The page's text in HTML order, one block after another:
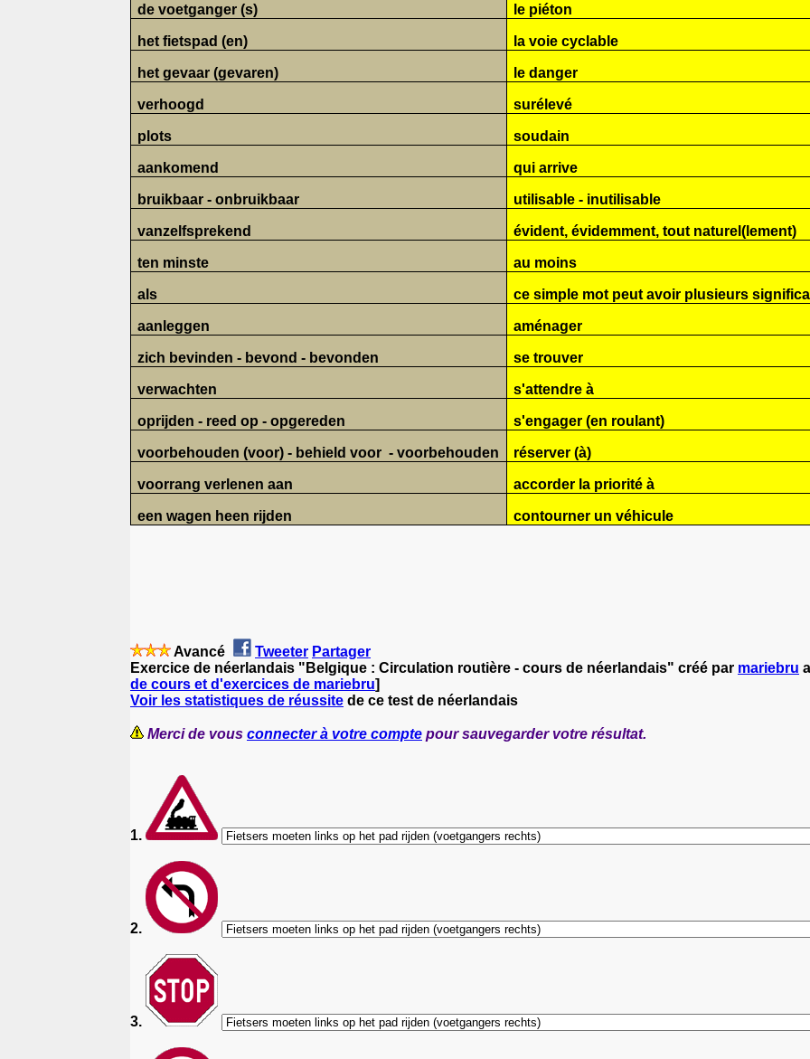
de voetganger (s) le piéton
het fietspad (en) la voie cyclable
het gevaar (gevaren) le danger
verhoogd surélevé
plots soudain
aankomend qui arrive
bruikbaar - onbruikbaar utilisable - inutilisable
vanzelfsprekend évident, évidemment, tout naturel(lement)
ten minste au moins
als ce simple mot peut avoir plusieurs
aanleggen aménager
zich bevinden - bevond - bevonden se trouver
verwachten s'attendre à
oprijden - reed op - opgereden s'engager (en roulant)
voorbehouden (voor) - behield voor - voorbehouden réserver (à)
voorrang verlenen aan accorder la priorité à
een wagen heen rijden contourner un véhicule
Avancé Tweeter Partager
Exercice de néerlandais "Belgique : Circulation routière - cours de néerlandais" créé par mariebru
de cours et d'exercices de mariebru]
Voir les statistiques de réussite de ce test de néerlandais
Merci de vous connecter à votre compte pour sauvegarder votre résultat.
1.
2.
3.